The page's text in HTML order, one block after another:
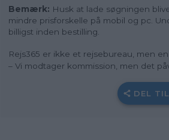
Bemærk: Husk at lade søgningen
mindre prisforskelle på mobil og pc.
billigst inden bestilling.
Rejs365 er ikke et rejsebureau, men
– Vi modtager kommission, men det
DEL